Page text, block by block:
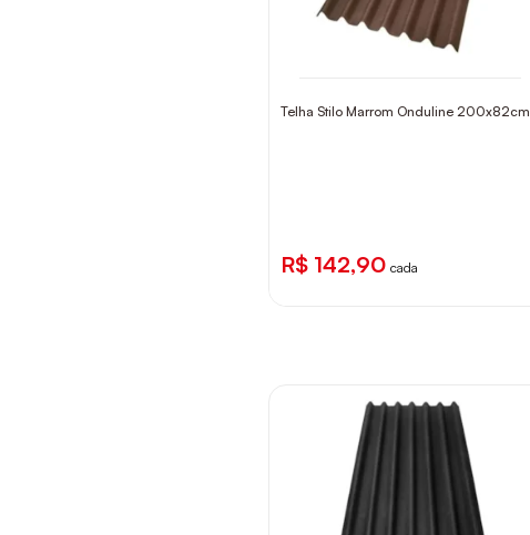
Telha Stilo Marrom Onduline 200x82cm
R$ 142,90 cada